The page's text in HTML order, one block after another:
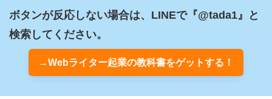
ボタンが反応しない場合は、LINEで『@tada1』と
検索してください。
→Webライター起業の教科書をゲットする！